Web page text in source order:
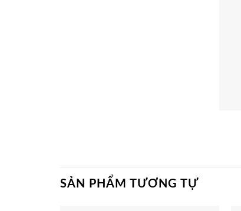
SẢN PHẨM TƯƠNG TỰ